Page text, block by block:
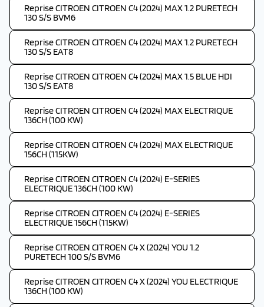
Reprise CITROEN CITROEN C4 (2024) MAX 1.2 PURETECH
130 S/S BVM6
Reprise CITROEN CITROEN C4 (2024) MAX 1.2 PURETECH
130 S/S EAT8
Reprise CITROEN CITROEN C4 (2024) MAX 1.5 BLUE HDI
130 S/S EAT8
Reprise CITROEN CITROEN C4 (2024) MAX ELECTRIQUE
136CH (100 KW)
Reprise CITROEN CITROEN C4 (2024) MAX ELECTRIQUE
156CH (115KW)
Reprise CITROEN CITROEN C4 (2024) E-SERIES
ELECTRIQUE 136CH (100 KW)
Reprise CITROEN CITROEN C4 (2024) E-SERIES
ELECTRIQUE 156CH (115KW)
Reprise CITROEN CITROEN C4 X (2024) YOU 1.2
PURETECH 100 S/S BVM6
Reprise CITROEN CITROEN C4 X (2024) YOU ELECTRIQUE
136CH (100 KW)